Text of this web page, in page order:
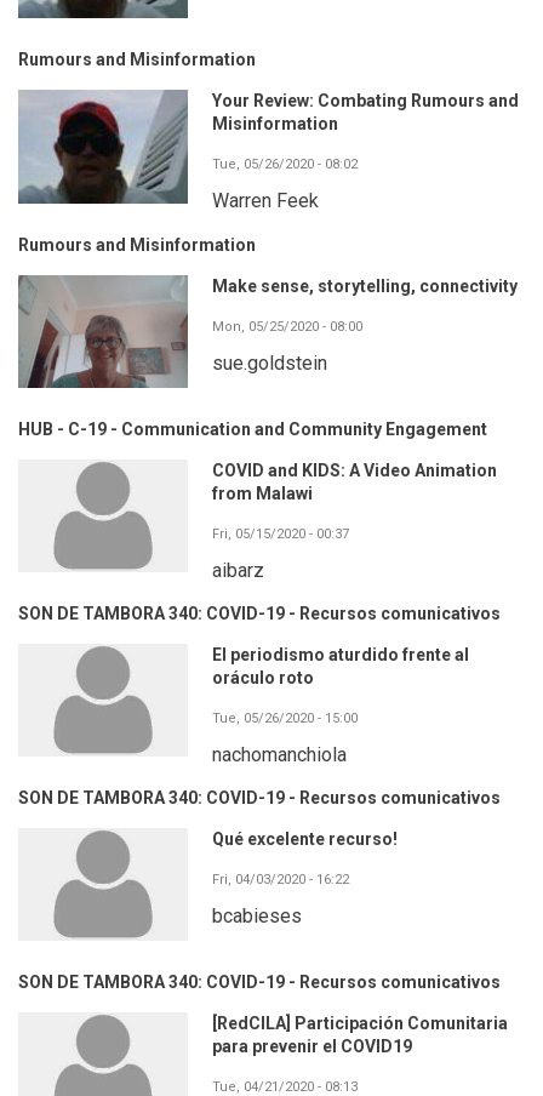
Rumours and Misinformation
Your Review: Combating Rumours and
Misinformation
Tue, 05/26/2020 - 08:02
Warren Feek
Rumours and Misinformation
Make sense, storytelling, connectivity
Mon, 05/25/2020 - 08:00
sue.goldstein
HUB - C-19 - Communication and Community Engagement
COVID and KIDS: A Video Animation
from Malawi
Fri, 05/15/2020 - 00:37
aibarz
SON DE TAMBORA 340: COVID-19 - Recursos comunicativos
El periodismo aturdido frente al
oráculo roto
Tue, 05/26/2020 - 15:00
nachomanchiola
SON DE TAMBORA 340: COVID-19 - Recursos comunicativos
Qué excelente recurso!
Fri, 04/03/2020 - 16:22
bcabieses
SON DE TAMBORA 340: COVID-19 - Recursos comunicativos
[RedCILA] Participación Comunitaria
para prevenir el COVID19
Tue, 04/21/2020 - 08:13